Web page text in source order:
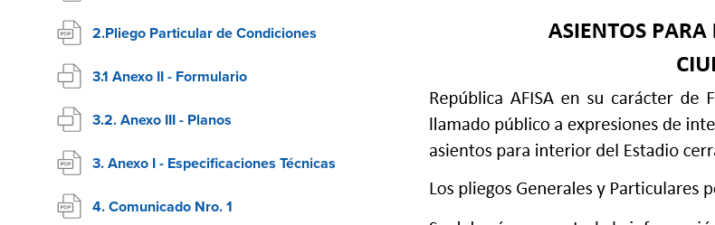
2.Pliego Particular de Condiciones
3.1 Anexo II - Formulario
3.2. Anexo III - Planos
3. Anexo I - Especificaciones Técnicas
4. Comunicado Nro. 1